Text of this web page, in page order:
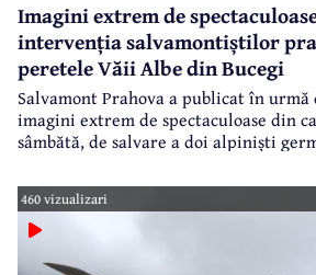
Imagini extrem de
intervenția salvamontiștilor
peretele Văii Albe din Bucegi
Salvamont Prahova a publicat în
imagini extrem de spectaculoase din
sâmbătă, de salvare a doi alpiniști
460 vizualizari